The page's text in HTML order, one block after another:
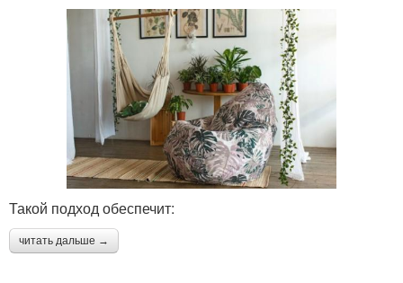
Такой подход обеспечит:
читать дальше →